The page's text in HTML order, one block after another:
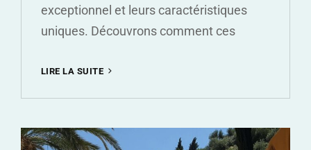
exceptionnel et leurs caractéristiques
uniques. Découvrons comment ces
LIRE LA SUITE
DES
AIRBUS
: